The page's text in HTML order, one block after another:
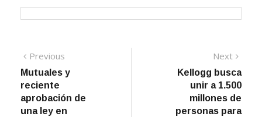
Navegación
de
entradas
Previous
post:
Mutuales y
reciente
aprobación de
una ley en
Next
post:
Kellogg busca
unir a 1.500
millones de
personas para